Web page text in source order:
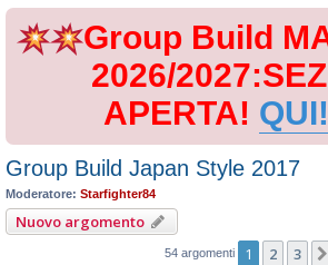
Group Build
2026/
APERTA! QUI!
Group Build Japan Style 2017
Moderatore: Starfighter84
Nuovo argomento
54 argomenti 1 2 3